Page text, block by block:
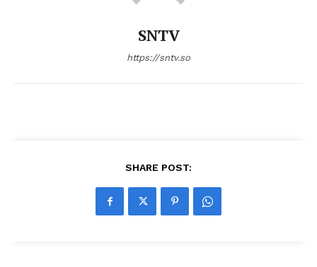
SNTV
https://sntv.so
SHARE POST: